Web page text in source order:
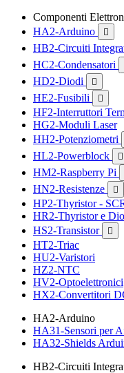
Componenti
HA2-Arduino

HB2-Circuiti
HC2-Condensatori
HD2-Diodi 
HE2-Fusibili 
HF2-Interruttori
HG2-Moduli Laser
HH2-Potenziometri
HL2-Powerblock 
HM2-Raspberry Pi
HN2-Resistenze 
HP2-Thyristor -
HR2-Thyristor e
HS2-Transistor

HT2-Triac
HU2-Varistori
HZ2-NTC
HV2-Optoelettronici
HX2-Convertitori
HA2-Arduino
HA31-Sensori per
HA32-Shields
HB2-Circuiti